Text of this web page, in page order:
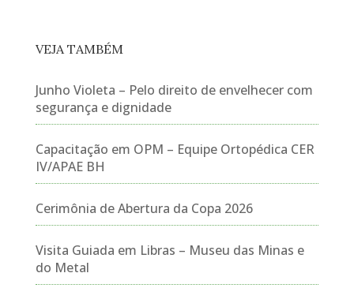
VEJA TAMBÉM
Junho Violeta – Pelo direito de envelhecer com
segurança e dignidade
Capacitação em OPM – Equipe Ortopédica CER
IV/APAE BH
Cerimônia de Abertura da Copa 2026
Visita Guiada em Libras – Museu das Minas e
do Metal